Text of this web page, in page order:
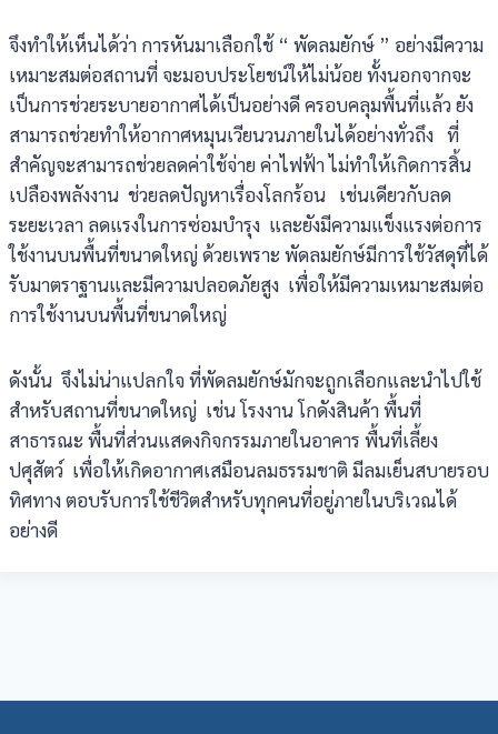
จึงทำให้เห็นได้ว่า การหันมาเลือกใช้ “ พัดลมยักษ์ ” อย่างมีความ
เหมาะสมต่อสถานที่ จะมอบประโยชน์ให้ไม่น้อย ทั้งนอกจากจะ
เป็นการช่วยระบายอากาศได้เป็นอย่างดี ครอบคลุมพื้นที่แล้ว ยัง
สามารถช่วยทำให้อากาศหมุนเวียนวนภายในได้อย่างทั่วถึง ที่
สำคัญจะสามารถช่วยลดค่าใช้จ่าย ค่าไฟฟ้า ไม่ทำให้เกิดการสิ้น
เปลืองพลังงาน ช่วยลดปัญหาเรื่องโลกร้อน เช่นเดียวกับลด
ระยะเวลา ลดแรงในการซ่อมบำรุง และยังมีความแข็งแรงต่อการ
ใช้งานบนพื้นที่ขนาดใหญ่ ด้วยเพราะ พัดลมยักษ์มีการใช้วัสดุที่ได้
รับมาตราฐานและมีความปลอดภัยสูง เพื่อให้มีความเหมาะสมต่อ
การใช้งานบนพื้นที่ขนาดใหญ่
ดังนั้น จึงไม่น่าแปลกใจ ที่พัดลมยักษ์มักจะถูกเลือกและนำไปใช้
สำหรับสถานที่ขนาดใหญ่ เช่น โรงงาน โกดังสินค้า พื้นที่
สาธารณะ พื้นที่ส่วนแสดงกิจกรรมภายในอาคาร พื้นที่เลี้ยง
ปศุสัตว์ เพื่อให้เกิดอากาศเสมือนลมธรรมชาติ มีลมเย็นสบายรอบ
ทิศทาง ตอบรับการใช้ชีวิตสำหรับทุกคนที่อยู่ภายในบริเวณได้
อย่างดี